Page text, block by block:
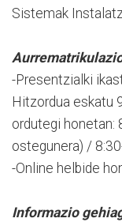
Sistemak
-Presentzialki
Hitzordua eskatu
ordutegi honetan:
ostegunera) /
-Online helbide
Informazio